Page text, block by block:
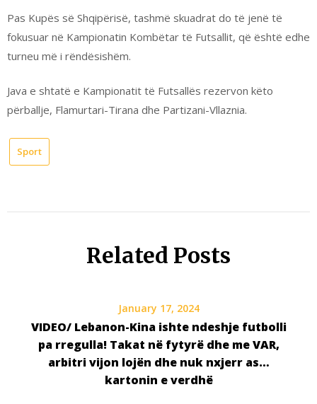
Pas Kupës së Shqipërisë, tashmë skuadrat do të jenë të
fokusuar në Kampionatin Kombëtar të Futsallit, që është edhe
turneu më i rëndësishëm.
Java e shtatë e Kampionatit të Futsallës rezervon këto
përballje, Flamurtari-Tirana dhe Partizani-Vllaznia.
Sport
Related Posts
January 17, 2024
VIDEO/ Lebanon-Kina ishte ndeshje futbolli
pa rregulla! Takat në fytyrë dhe me VAR,
arbitri vijon lojën dhe nuk nxjerr as…
kartonin e verdhë